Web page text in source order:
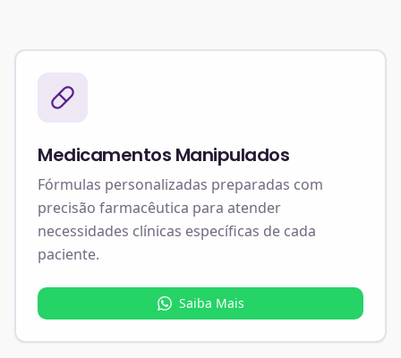
Medicamentos Manipulados
Fórmulas personalizadas preparadas com
precisão farmacêutica para atender
necessidades clínicas específicas de cada
paciente.
Saiba Mais